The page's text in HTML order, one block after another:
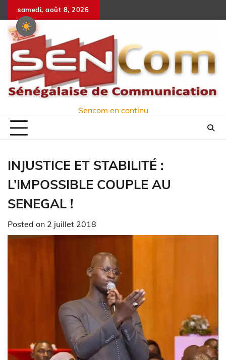
to
content
samedi, août 8, 2026
Sencom en continu
INJUSTICE ET STABILITÉ :
L’IMPOSSIBLE COUPLE AU
SENEGAL !
Posted on 2 juillet 2018